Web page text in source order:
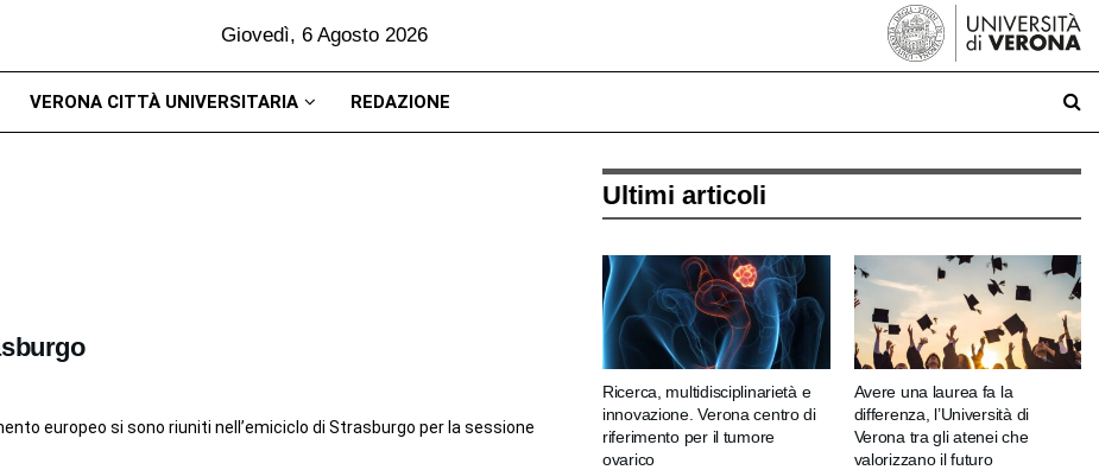
Giovedì, 6 Agosto 2026
VERONA CITTÀ UNIVERSITARIA REDAZIONE
europeo si sono riuniti nell’emiciclo di Strasburgo per la sessione
Ultimi articoli
Ricerca, multidisciplinarietà e
innovazione. Verona centro di
riferimento per il tumore
ovarico
Avere una laurea fa la
differenza, l’Università di
Verona tra gli atenei che
valorizzano il futuro